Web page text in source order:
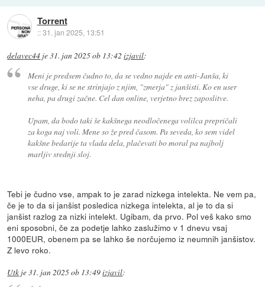
Torrent
::31. jan 2025, 13:51
delavec44 je31. jan 2025 ob 13:42 izjavil:
Meni je predsem čudno to, da se vedno najde en anti-Janša, ki
vse druge, ki se ne strinjajo z njim, "zmerja" z janšisti. Ko en user
neha, pa drugi začne. Cel dan online, verjetno brez zaposlitve.
Upam, da bodo taki še kakšnega neodločenega volilca prepričali
za koga naj voli. Mene so že pred časom. Pa seveda, ko sem videl
kakšne bedarije ta vlada dela, plačevati bo moral pa najbolj
marljiv srednji sloj.
Tebi je čudno vse, ampak to je zarad nizkega intelekta. Ne vem pa,
če je to da si janšist posledica nizkega intelekta, al je to da si
janšist razlog za nizki intelekt. Ugibam, da prvo. Pol veš kako smo
eni sposobni, če za podetje lahko zaslužimo v 1 dnevu vsaj
1000EUR, obenem pa se lahko še norčujemo iz neumnih janšistov.
Z levo roko.
Utk je31. jan 2025 ob 13:49izjavil: